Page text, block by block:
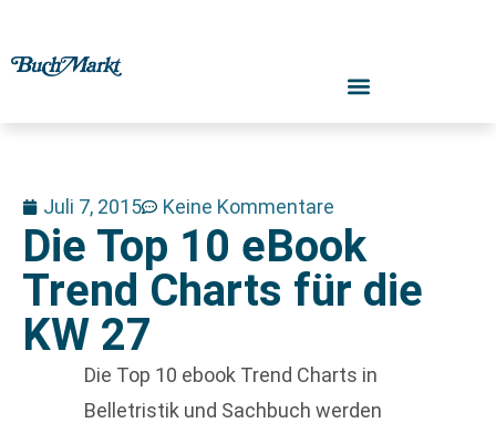
Juli 7, 2015 Keine Kommentare
Die Top 10 eBook
Trend Charts für die
KW 27
Die Top 10 ebook Trend Charts in
Belletristik und Sachbuch werden